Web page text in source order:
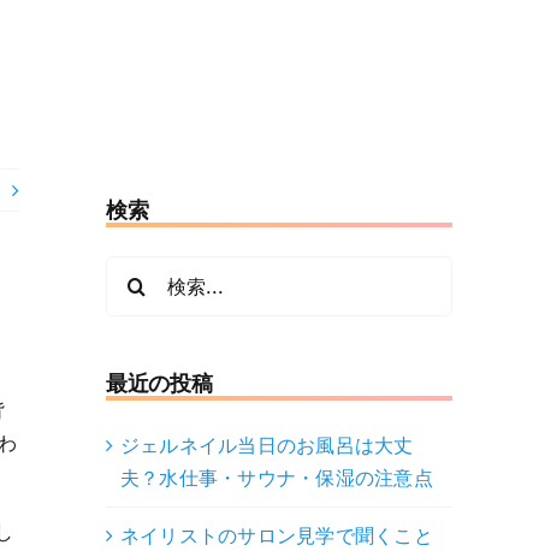
検索
最近の投稿
ジェルネイル当日のお風呂は大丈
夫？水仕事・サウナ・保湿の注意点
ネイリストのサロン見学で聞くこと